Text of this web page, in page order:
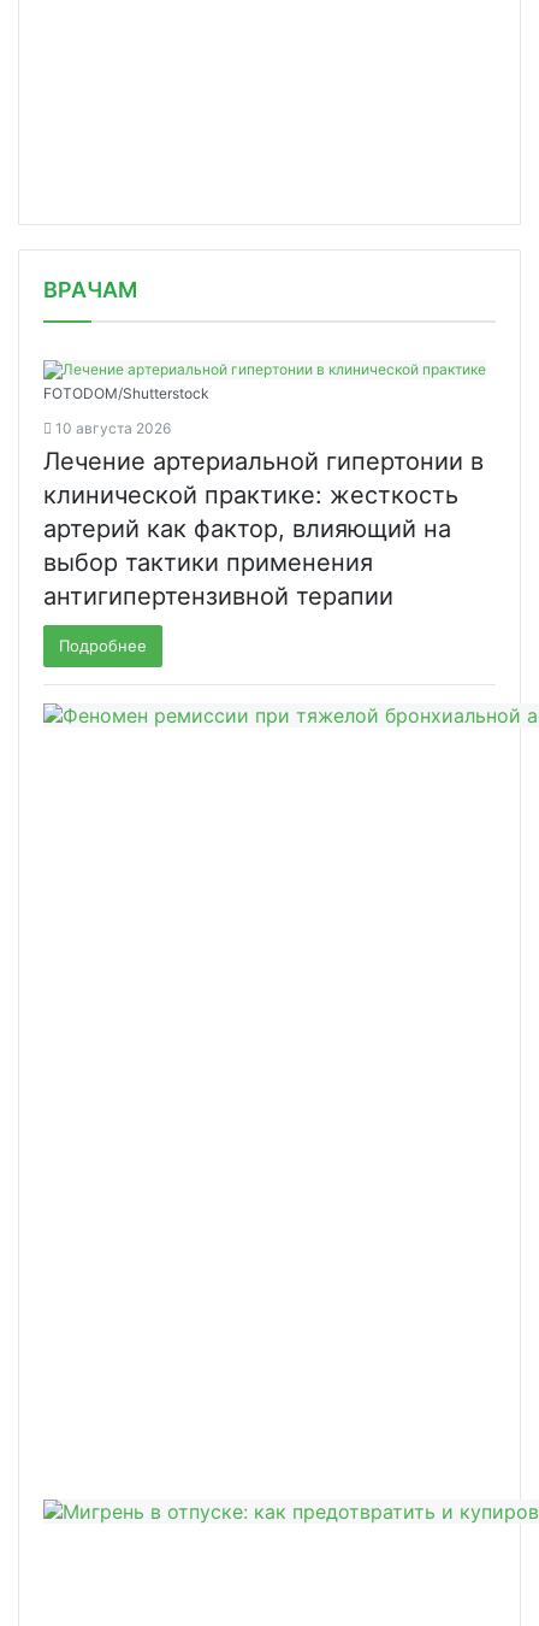
covid-19/
ВРАЧАМ
FOTODOM/Shutterstock
10 августа 2026
Лечение артериальной гипертонии в
клинической практике: жесткость
артерий как фактор, влияющий на
выбор тактики применения
антигипертензивной терапии
Подробнее